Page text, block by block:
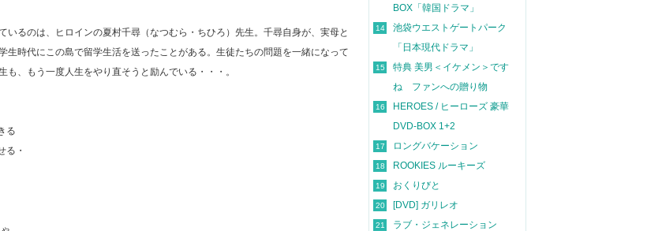
いるのは、ヒロインの夏村千尋（なつむら・ちひろ）先生。千尋自身が、実母と
生時代にこの島で留学生活を送ったことがある。生徒たちの問題を一緒になって
も、もう一度人生をやり直そうと励んでいる・・・。
る
る・
BOX「韓国ドラマ」
14
池袋ウエストゲートパーク
「日本現代ドラマ」
15
特典 美男＜イケメン＞です
ね ファンへの贈り物
16
HEROES / ヒーローズ 豪華
DVD-BOX 1+2
17 ロングバケーション
18 ROOKIES ルーキーズ
19 おくりびと
20 [DVD] ガリレオ
21 ラブ・ジェネレーション